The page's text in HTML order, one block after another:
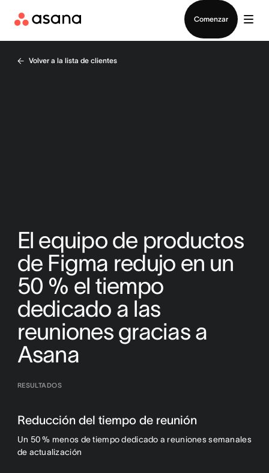
Comenzar
Volver a la lista de clientes
El equipo de productos
de Figma redujo en un
50 % el tiempo
dedicado a las
reuniones gracias a
Asana
RESULTADOS
Reducción del tiempo de reunión
Un 50 % menos de tiempo dedicado a reuniones semanales
de actualización